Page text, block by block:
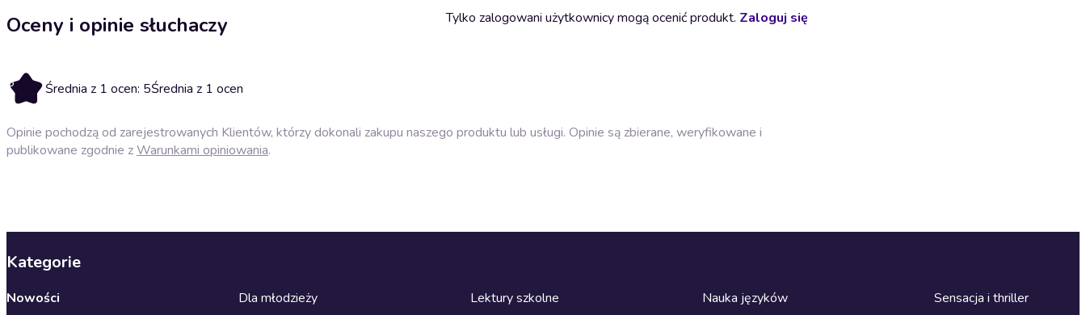
Oceny i opinie słuchaczy
5 Średnia z 1 ocen: 5Średnia z 1 ocen
Tylko zalogowani użytkownicy mogą ocenić produkt. Zaloguj się
Opinie pochodzą od zarejestrowanych Klientów, którzy dokonali zakupu naszego produktu lub usługi. Opinie są zbierane, weryfikowane i
publikowane zgodnie zWarunkami opiniowania.
Kategorie
Nowości
Dla młodzieży
Lektury szkolne
Nauka języków
Sensacja i thriller